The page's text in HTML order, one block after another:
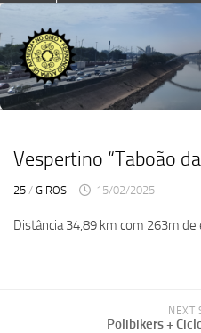
Skip
content
Vespertino “Taboão
25 / GIROS 15/02/2025
Distância 34,89 km com 263m de
NEXT
Polibikers +